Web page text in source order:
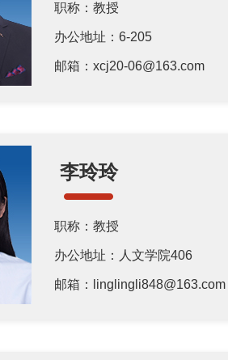
职称：教授
办公地址：6-205
邮箱：xcj20-06@163.com
李玲玲
职称：教授
办公地址：人文学院406
邮箱：linglingli848@163.com